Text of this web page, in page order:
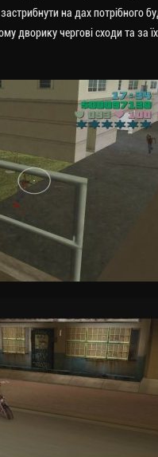
на дах потрібного
дворику чергові сходи та за